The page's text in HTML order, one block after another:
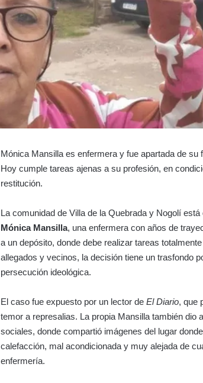
Mónica Mansilla es enfermera y fue apartada de
Hoy cumple tareas ajenas a su profesión, en
restitución.
La comunidad de Villa de la Quebrada y Nogolí
Mónica Mansilla, una enfermera con años de
a un depósito, donde debe realizar tareas
allegados y vecinos, la decisión tiene un trasfondo
persecución ideológica.
El caso fue expuesto por un lector deEl Diario, que
temor a represalias. La propia Mansilla también dio
sociales, donde compartió imágenes del lugar
calefacción, mal acondicionada y muy alejada de
enfermería.